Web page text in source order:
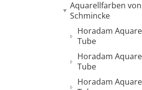
Aquarellfarben von
Schmincke
Horadam
Tube
Horadam
Tube
Horadam